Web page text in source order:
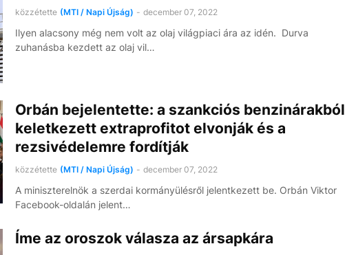
közzétette (MTI / Napi Újság) - december 07, 2022
Ilyen alacsony még nem volt az olaj világpiaci ára az idén. Durva
zuhanásba kezdett az olaj vil…
Orbán bejelentette: a szankciós benzinárakból
keletkezett extraprofitot elvonják és a
rezsivédelemre fordítják
közzétette (MTI / Napi Újság) - december 07, 2022
A miniszterelnök a szerdai kormányülésről jelentkezett be. Orbán Viktor
Facebook-oldalán jelent…
Íme az oroszok válasza az ársapkára